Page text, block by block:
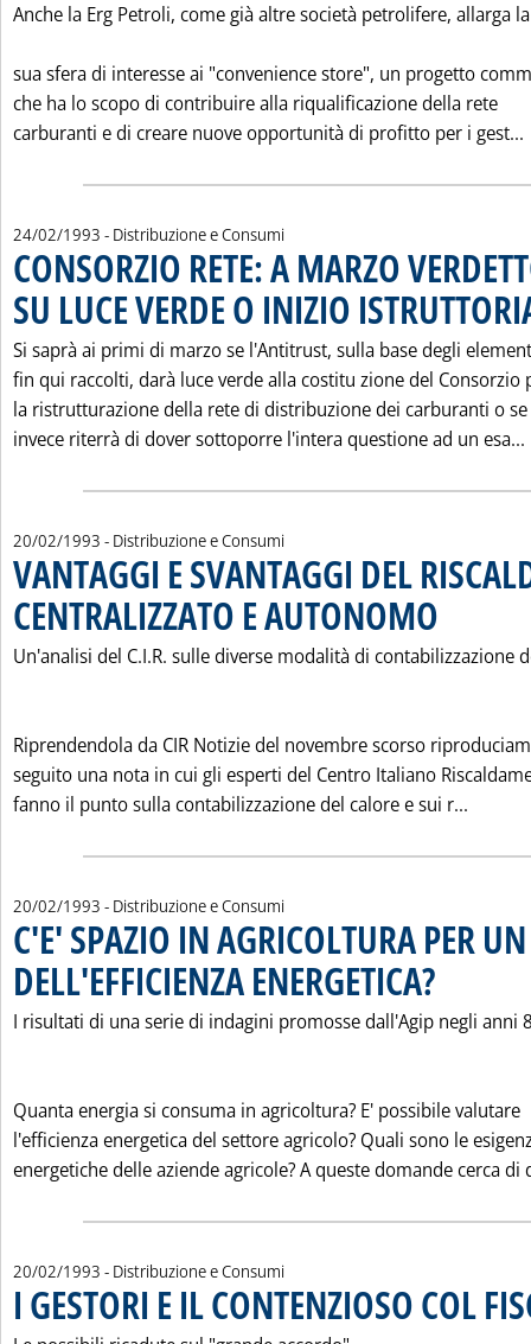
Anche la Erg Petroli, come già altre società petrolifere, allarga la
sua sfera di interesse ai "convenience store", un progetto
che ha lo scopo di contribuire alla riqualificazione della rete
carburanti e di creare nuove opportunità di profitto per i gest...
24/02/1993 - Distribuzione e Consumi
CONSORZIO RETE: A MARZO
SU LUCE VERDE O INIZIO
Si saprà ai primi di marzo se l'Antitrust, sulla base degli
fin qui raccolti, darà luce verde alla costitu zione del Consorzio
la ristrutturazione della rete di distribuzione dei carburanti o se
invece riterrà di dover sottoporre l'intera questione ad un esa...
20/02/1993 - Distribuzione e Consumi
VANTAGGI E SVANTAGGI DEL
CENTRALIZZATO E AUTONOMO
Un'analisi del C.I.R. sulle diverse modalità di contabilizzazione
Riprendendola da CIR Notizie del novembre scorso
seguito una nota in cui gli esperti del Centro Italiano
fanno il punto sulla contabilizzazione del calore e sui r...
20/02/1993 - Distribuzione e Consumi
C'E' SPAZIO IN AGRICOLTURA PER
DELL'EFFICIENZA ENERGETICA?. Pubblicata
I risultati di una serie di indagini promosse dall'Agip negli anni
Quanta energia si consuma in agricoltura? E' possibile valutare
l'efficienza energetica del settore agricolo? Quali sono le
energetiche delle aziende agricole? A queste domande cerca di
20/02/1993 - Distribuzione e Consumi
I GESTORI E IL CONTENZIOSO COL